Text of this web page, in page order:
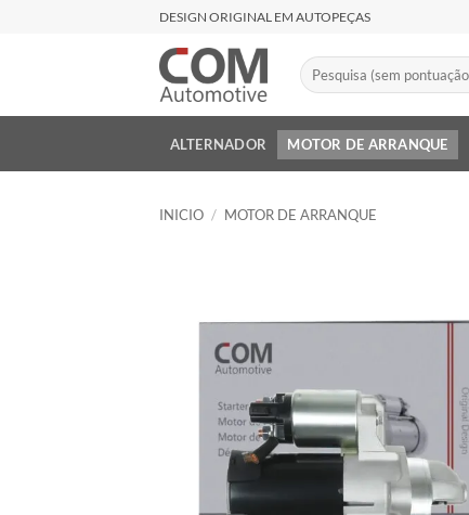
DESIGN ORIGINAL EM AUTOPEÇAS
Buscar
por:
ALTERNADOR MOTOR DE ARRANQUE
INICIO / MOTOR DE ARRANQUE